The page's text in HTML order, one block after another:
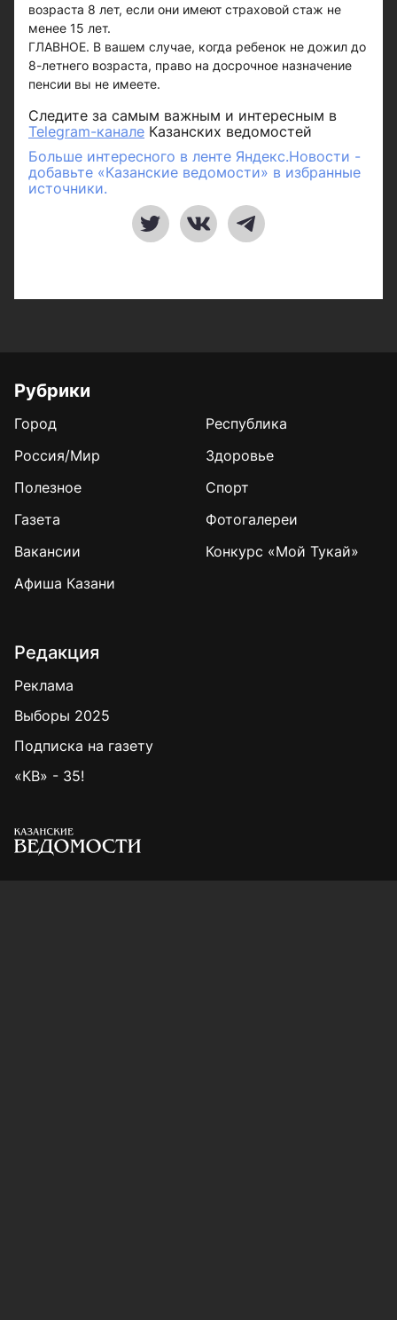
возраста 8 лет, если они имеют страховой стаж не
менее 15 лет.
ГЛАВНОЕ. В вашем случае, когда ребенок не дожил до
8-летнего возраста, право на досрочное назначение
пенсии вы не имеете.
Следите за самым важным и интересным в
Telegram-канале Казанских ведомостей
Больше интересного в ленте Яндекс.Новости -
добавьте «Казанские ведомости» в избранные
источники.
Рубрики
Город
Республика
Россия/Мир
Здоровье
Полезное
Спорт
Газета
Фотогалереи
Вакансии
Конкурс «Мой Тукай»
Афиша Казани
Редакция
Реклама
Выборы 2025
Подписка на газету
«КВ» - 35!